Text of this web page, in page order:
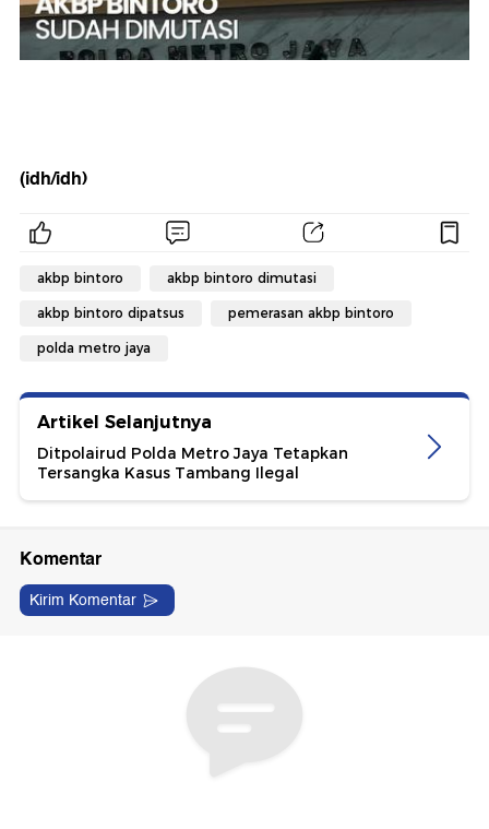
(idh/idh)
akbp bintoro akbp bintoro dimutasi
akbp bintoro dipatsus pemerasan akbp bintoro
polda metro jaya
Artikel Selanjutnya
Ditpolairud Polda Metro Jaya Tetapkan
Tersangka Kasus Tambang Ilegal